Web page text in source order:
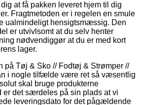
at få pakken leveret hjem til dig
Fragtmetoden er i regelen en smule
ualmindeligt hensigtsmæssig. Den
er utvivlsomt at du selv henter
nødvendiggør at du er med kort
lager.
på Tøj & Sko // Fodtøj & Strømper //
i nogle tilfælde være ret så væsentlig
skal bruge produkterne
er det særdeles på sin plads at vi
leveringsdato for det pågældende